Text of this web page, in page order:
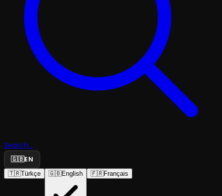
Search...
🇬🇧EN
🇹🇷Türkçe 🇬🇧English 🇫🇷Français